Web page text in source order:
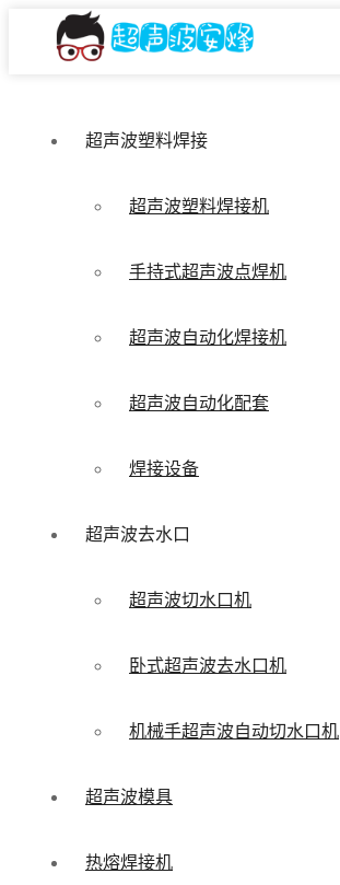
超声波塑料焊接
超声波塑料焊接机
手持式超声波点焊机
超声波自动化焊接机
超声波自动化配套
焊接设备
超声波去水口
超声波切水口机
卧式超声波去水口机
机械手超声波自动切水口机
超声波模具
热熔焊接机